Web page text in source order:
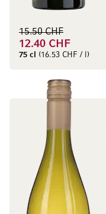
12.40 CHF
15.50 CHF
75 cl (16.53 CHF / l)